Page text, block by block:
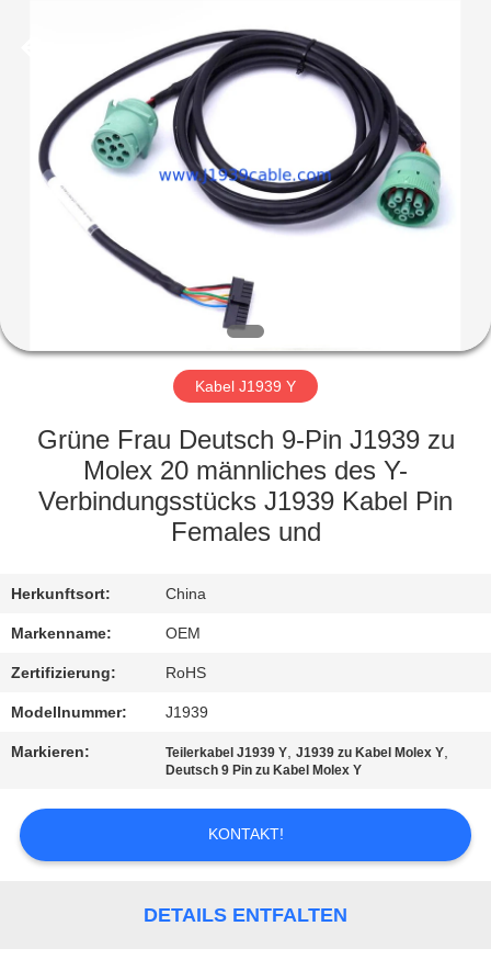
HAUS
PRODUKTE
FABRIK-
QUALITÄTSKONTROLLE
MIT
UNS
IN
VERBINDUNG
SIE
EIN
Kabel J1939 Y
Grüne Frau Deutsch 9-Pin J1939 zu
Molex 20 männliches des Y-
Verbindungsstücks J1939 Kabel Pin
Females und
Herkunftsort: China
Markenname: OEM
Zertifizierung: RoHS
Modellnummer: J1939
Markieren: Teilerkabel J1939 Y,J1939 zu Kabel Molex Y,
Deutsch 9 Pin zu Kabel Molex Y
KONTAKT!
DETAILS ENTFALTEN